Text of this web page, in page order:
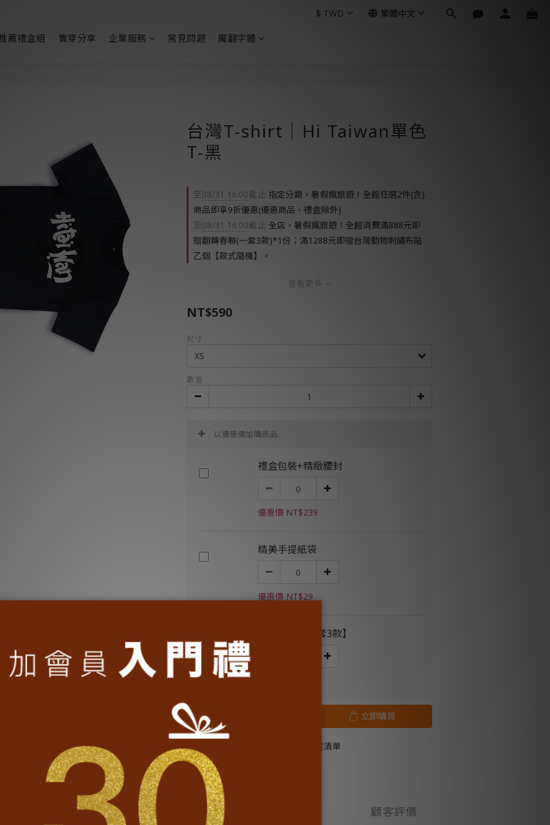
薦禮盒組 實穿分享 企業服務 常見問題 魔翻字體
$ TWD 繁體中文
台灣T-shirt│Hi Taiwan單色
T-黑
至08/31 16:00截止 指定分類，暑假瘋旅遊！全館任選2件(含)
商品即享9折優惠(優惠商品、禮盒除外)
至08/31 16:00截止 全店，暑假瘋旅遊！全館消費滿888元即
贈翻轉春聯(一套3款)*1份；滿1288元即贈台灣動物刺繡布貼
乙個【款式隨機】。
查看更多
NT$590
尺寸
數量
以優惠價加購商品
禮盒包裝+精緻腰封
優惠價 NT$239
精美手提紙袋
優惠價 NT$29
翻轉春聯【一套3款】
立即購買
加入追蹤清單
送貨及付款方式 顧客評價